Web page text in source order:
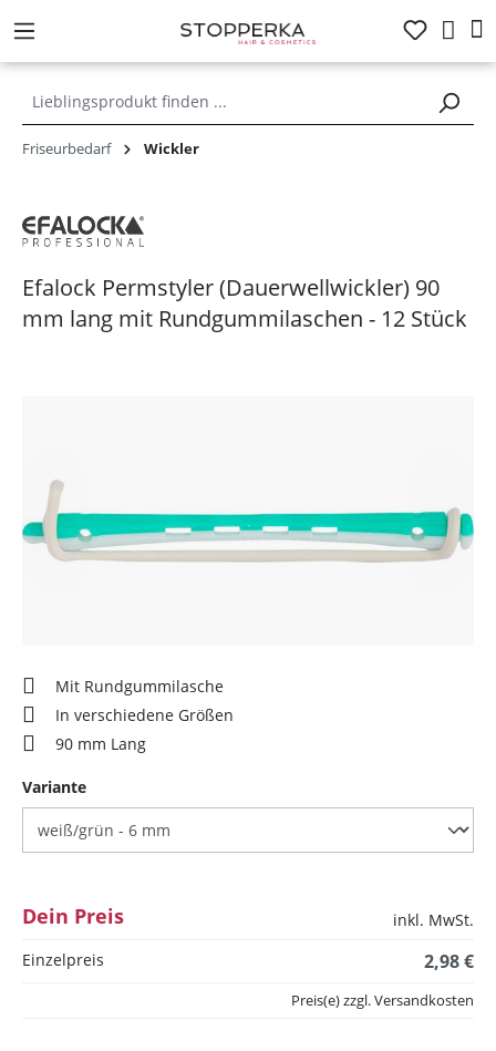
springen
Friseurbedarf Wickler
Efalock Permstyler (Dauerwellwickler) 90
mm lang mit Rundgummilaschen - 12 Stück
Mit Rundgummilasche
In verschiedene Größen
90 mm Lang
Varianteauswählen
Dein Preis
inkl. MwSt.
Einzelpreis
2,98 €
Preis(e) zzgl. Versandkosten